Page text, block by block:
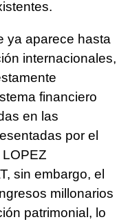
ya aparece hasta
internacionales,
financiero
en las
por el
sin embargo, el
millonarios
patrimonial, lo